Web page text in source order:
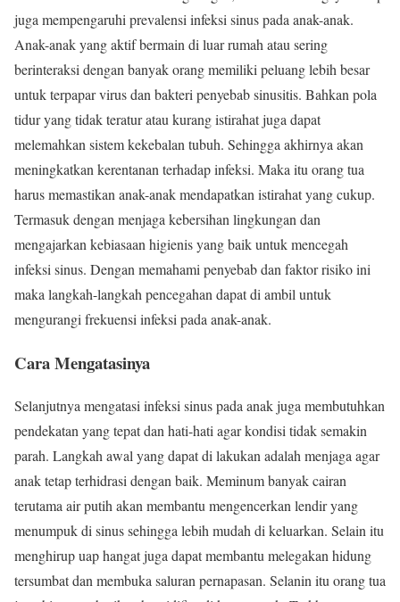
juga mempengaruhi prevalensi infeksi sinus pada anak-anak.
Anak-anak yang aktif bermain di luar rumah atau sering
berinteraksi dengan banyak orang memiliki peluang lebih besar
untuk terpapar virus dan bakteri penyebab sinusitis. Bahkan pola
tidur yang tidak teratur atau kurang istirahat juga dapat
melemahkan sistem kekebalan tubuh. Sehingga akhirnya akan
meningkatkan kerentanan terhadap infeksi. Maka itu orang tua
harus memastikan anak-anak mendapatkan istirahat yang cukup.
Termasuk dengan menjaga kebersihan lingkungan dan
mengajarkan kebiasaan higienis yang baik untuk mencegah
infeksi sinus. Dengan memahami penyebab dan faktor risiko ini
maka langkah-langkah pencegahan dapat di ambil untuk
mengurangi frekuensi infeksi pada anak-anak.
Cara Mengatasinya
Selanjutnya mengatasi infeksi sinus pada anak juga membutuhkan
pendekatan yang tepat dan hati-hati agar kondisi tidak semakin
parah. Langkah awal yang dapat di lakukan adalah menjaga agar
anak tetap terhidrasi dengan baik. Meminum banyak cairan
terutama air putih akan membantu mengencerkan lendir yang
menumpuk di sinus sehingga lebih mudah di keluarkan. Selain itu
menghirup uap hangat juga dapat membantu melegakan hidung
tersumbat dan membuka saluran pernapasan. Selanin itu orang tua